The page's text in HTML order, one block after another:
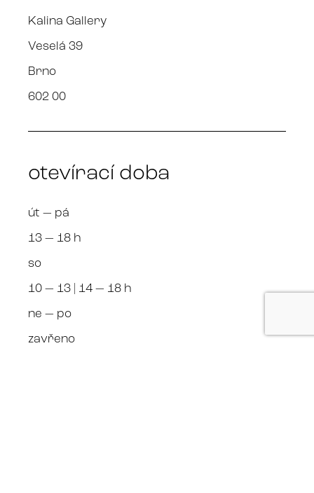
Kalina Gallery
Veselá 39
Brno
602 00
otevírací doba
út — pá
13 — 18 h
so
10 — 13 | 14 — 18 h
ne — po
zavřeno